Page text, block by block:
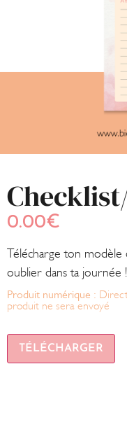
0.00€
Télécharge ton modèle
oublier dans ta journée !
Produit numérique :
produit ne sera envoyé
TÉLÉCHARGER